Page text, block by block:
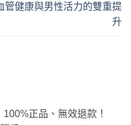
管健康與男性活力的雙重提
升
正品、無效退款！